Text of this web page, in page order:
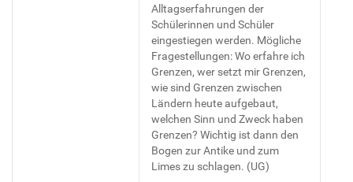
Alltagserfahrungen der
Schülerinnen und Schüler
eingestiegen werden. Mögliche
Fragestellungen: Wo erfahre ich
Grenzen, wer setzt mir Grenzen,
wie sind Grenzen zwischen
Ländern heute aufgebaut,
welchen Sinn und Zweck haben
Grenzen? Wichtig ist dann den
Bogen zur Antike und zum
Limes zu schlagen. (UG)